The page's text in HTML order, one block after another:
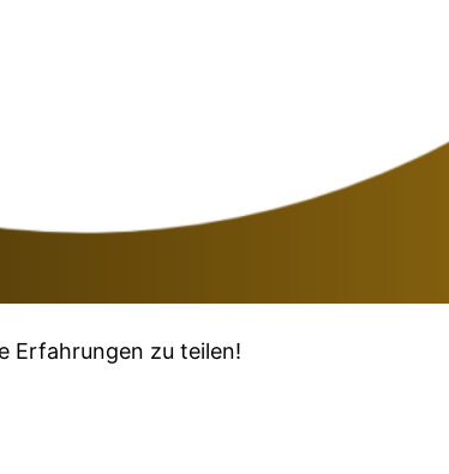
Erfahrungen zu teilen!